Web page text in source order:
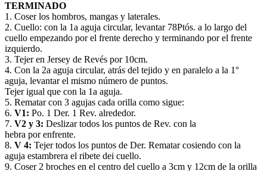
TERMINADO
1. Coser los hombros, mangas y laterales.
2. Cuello: con la 1a aguja circular, levantar 78Ptós. a lo largo del
cuello empezando por el frente derecho y terminando por el frente
izquierdo.
3. Tejer en Jersey de Revés por 10cm.
4. Con la 2a aguja circular, atrás del tejido y en paralelo a la 1°
aguja, levantar el mismo número de puntos.
Tejer igual que con la 1a aguja.
5. Rematar con 3 agujas cada orilla como sigue:
6. V1: Po. 1 Der. 1 Rev. alrededor.
7. V2 y 3: Deslizar todos los puntos de Rev. con la
hebra por enfrente.
8. V 4: Tejer todos los puntos de Der. Rematar cosiendo con la
aguja estambrera el ribete dei cuello.
9. Coser 2 broches en el centro del cuello a 3cm y 12cm de la orilla